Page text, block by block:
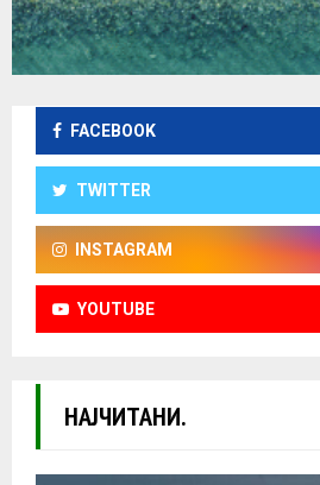
FACEBOOK
TWITTER
INSTAGRAM
YOUTUBE
НАЈЧИТАНИ.